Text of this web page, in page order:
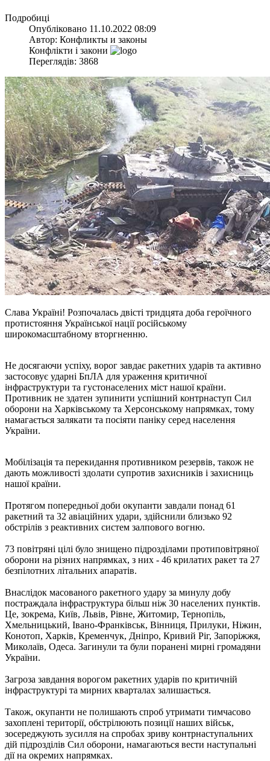
Подробиці
Опубліковано 11.10.2022 08:09
Автор: Конфликты и законы
Конфлікти і закони
Переглядів: 3868
Слава Україні! Розпочалась двісті тридцята доба героїчного
протистояння Української нації російському
широкомасштабному вторгненню.
Не досягаючи успіху, ворог завдає ракетних ударів та активно
застосовує ударні БпЛА для ураження критичної
інфраструктури та густонаселених міст нашої країни.
Противник не здатен зупинити успішний контрнаступ Сил
оборони на Харківському та Херсонському напрямках, тому
намагається залякати та посіяти паніку серед населення
України.
Мобілізація та перекидання противником резервів, також не
дають можливості здолати супротив захисників і захисниць
нашої країни.
Протягом попередньої доби окупанти завдали понад 61
ракетний та 32 авіаційних удари, здійснили близько 92
обстрілів з реактивних систем залпового вогню.
73 повітряні цілі було знищено підрозділами протиповітряної
оборони на різних напрямках, з них - 46 крилатих ракет та 27
безпілотних літальних апаратів.
Внаслідок масованого ракетного удару за минулу добу
постраждала інфраструктура більш ніж 30 населених пунктів.
Це, зокрема, Київ, Львів, Рівне, Житомир, Тернопіль,
Хмельницький, Івано-Франківськ, Вінниця, Прилуки, Ніжин,
Конотоп, Харків, Кременчук, Дніпро, Кривий Ріг, Запоріжжя,
Миколаїв, Одеса. Загинули та були поранені мирні громадяни
України.
Загроза завдання ворогом ракетних ударів по критичній
інфраструктурі та мирних кварталах залишається.
Також, окупанти не полишають спроб утримати тимчасово
захоплені території, обстрілюють позиції наших військ,
зосереджують зусилля на спробах зриву контрнаступальних
дій підрозділів Сил оборони, намагаються вести наступальні
дії на окремих напрямках.